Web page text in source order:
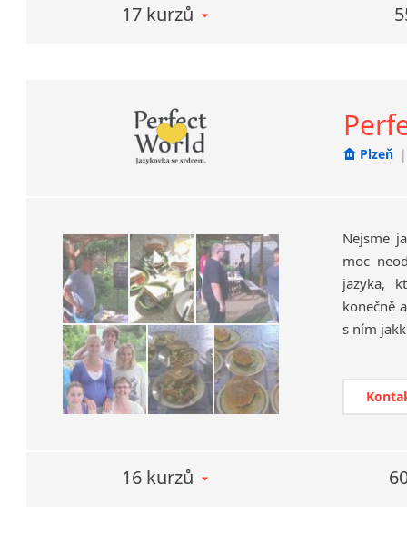
DALŠÍ
jsou
17 kurzů
Plzeň |
Nejsme
moc
jazyka,
konečně
s ním
platí, že
16 kurzů